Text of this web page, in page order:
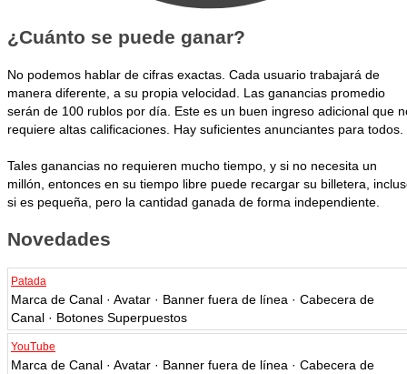
¿Cuánto se puede ganar?
No podemos hablar de cifras exactas. Cada usuario trabajará de
manera diferente, a su propia velocidad. Las ganancias promedio
serán de 100 rublos por día. Este es un buen ingreso adicional que
requiere altas calificaciones. Hay suficientes anunciantes para todos.
Tales ganancias no requieren mucho tiempo, y si no necesita un
millón, entonces en su tiempo libre puede recargar su billetera,
si es pequeña, pero la cantidad ganada de forma independiente.
Novedades
Patada
Marca de Canal · Avatar · Banner fuera de línea · Cabecera de
Canal · Botones Superpuestos
YouTube
Marca de Canal · Avatar · Banner fuera de línea · Cabecera de